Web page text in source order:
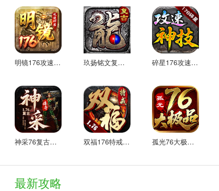
介绍古卷传奇玩法
1、【幸运+9】
幸运的是，当+9后攻击时，刀刀可以发挥最大攻击
武器最大附加7点幸运，项链最大附加3点幸运。沃玛及以上
2、【套装属性】(比奇宫)
沃玛及以上设备可通过激活指定部位获得额外的属性加成，使
3、【装备鉴定】(比奇宫)
堆叠魔法或防御属性，完全摆脱金手错误金戒指的尴尬场景
4、【装备重铸】
明镜176攻速神器 最新版 玖扬铭文复古176 热门下载 碎星176攻速神技 热门下载
神采76复古加强版 安卓下载 双福176特戒 安卓下载 孤光76大极品 好玩的
最新攻略